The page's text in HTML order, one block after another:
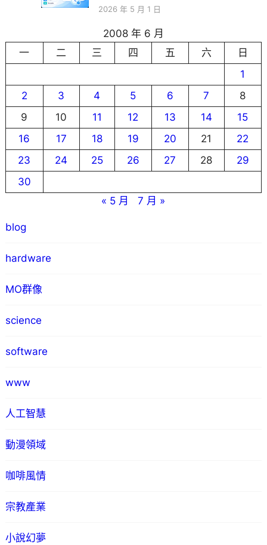
2026 年 5 月 1 日
2008 年 6 月
一
二 三 四 五 六
日
1
2
3 4 5 6 7
8
9
10 11 12 13 14
15
16
17 18 19 20 21
22
23
24 25 26 27 28
29
30
« 5 月
7 月 »
blog
hardware
MO群像
science
software
www
人工智慧
動漫領域
咖啡風情
宗教產業
小說幻夢